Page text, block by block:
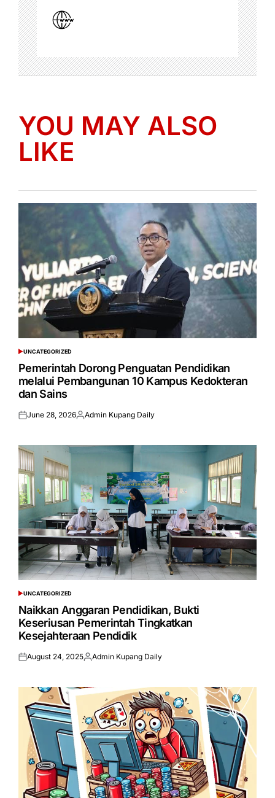
YOU MAY ALSO
LIKE
POSTED
IN
UNCATEGORIZED
Pemerintah Dorong Penguatan Pendidikan
melalui Pembangunan 10 Kampus Kedokteran
dan Sains
Posted
June 28, 2026Posted
Admin Kupang Daily
POSTED
IN
UNCATEGORIZED
Naikkan Anggaran Pendidikan, Bukti
Keseriusan Pemerintah Tingkatkan
Kesejahteraan Pendidik
Posted
August 24, 2025Posted
Admin Kupang Daily